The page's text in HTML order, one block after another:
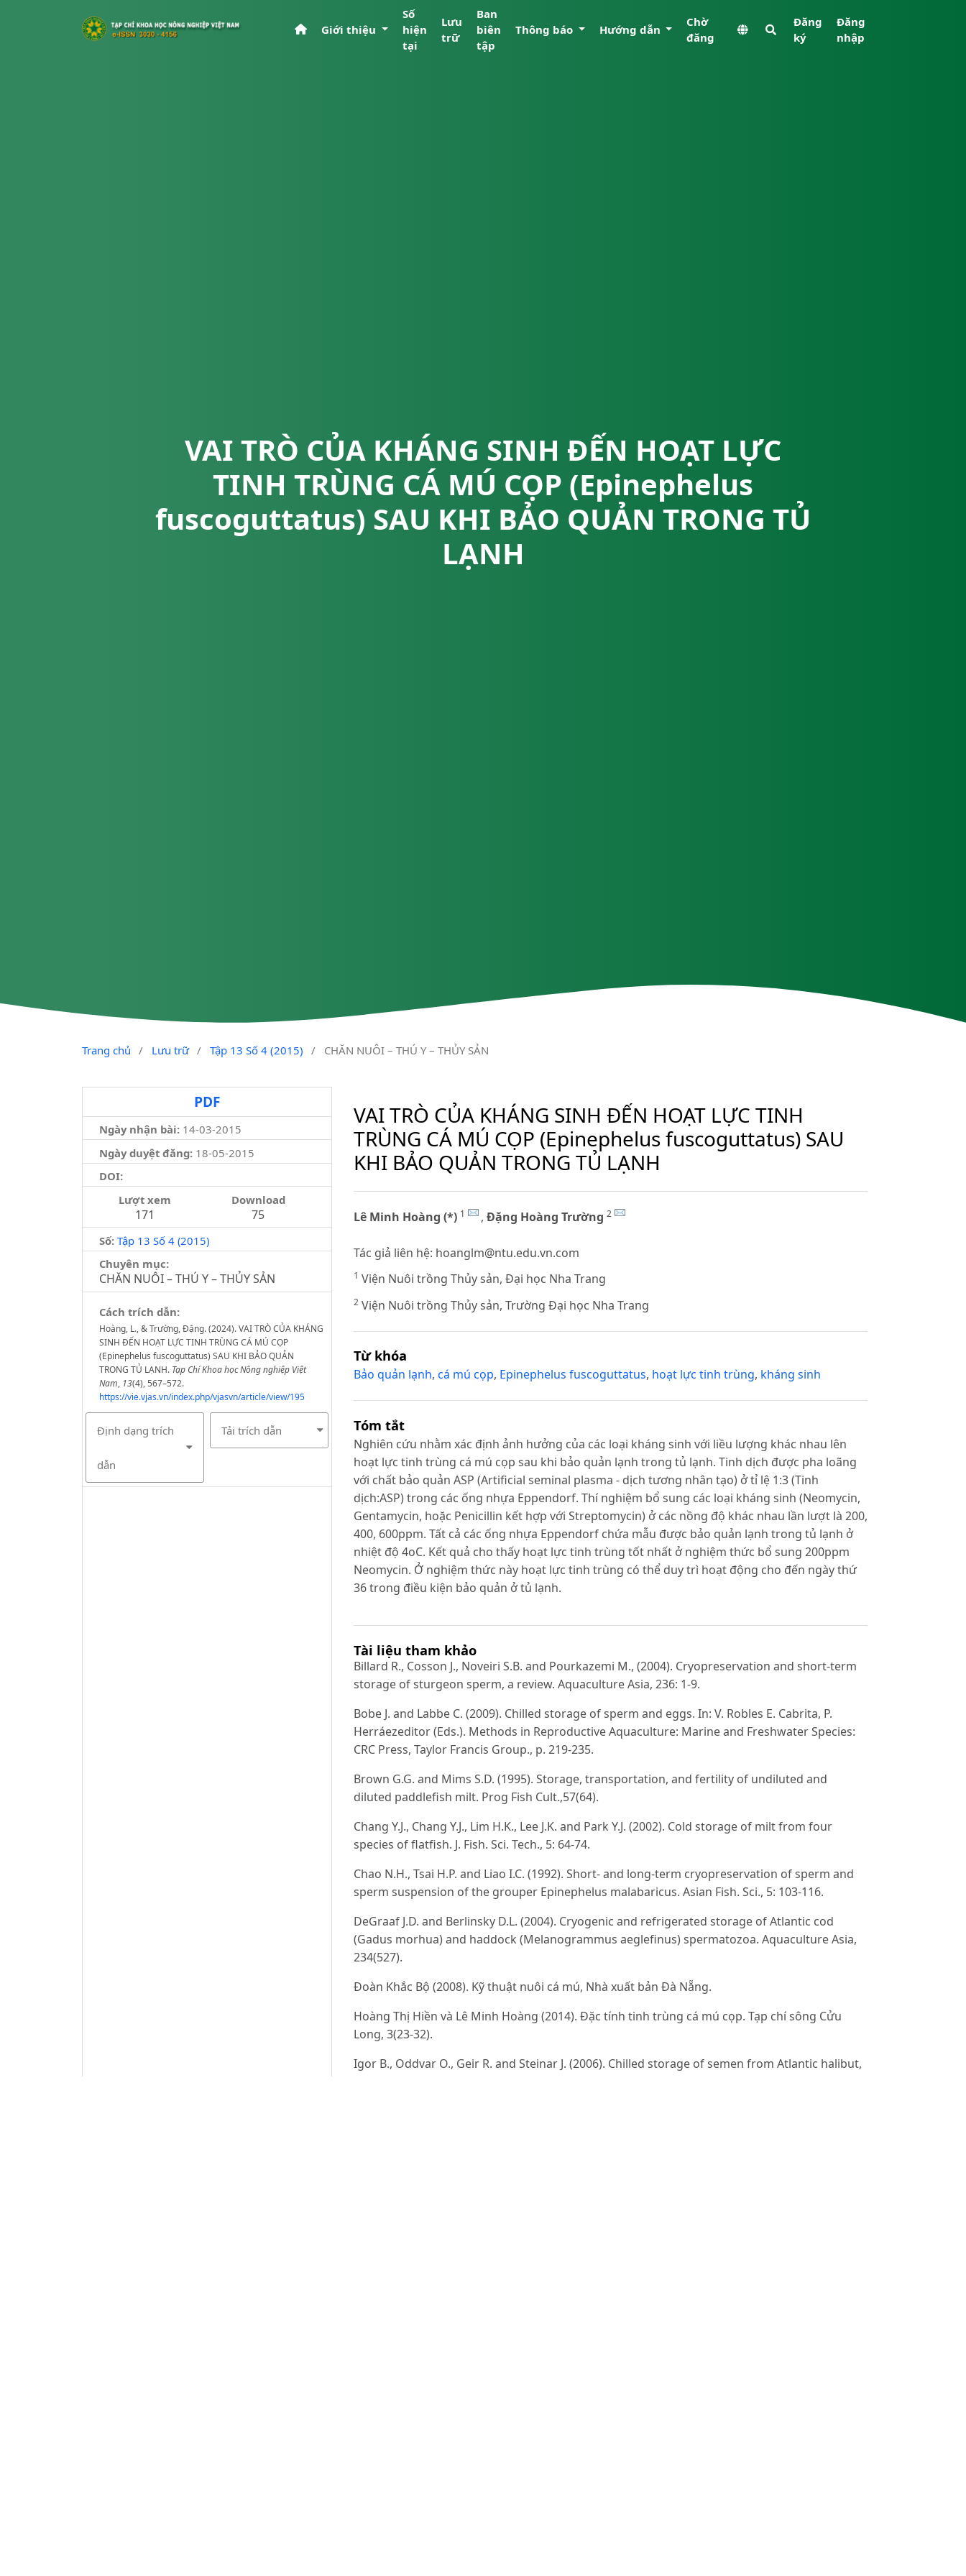
Giới thiệu
Số
hiện
tại
Lưu
trữ
Ban
biên
tập
Thông báo Hướng dẫn
Chờ
đăng
Đăng
ký
Đăng
nhập
VAI TRÒ CỦA KHÁNG SINH ĐẾN HOẠT LỰC
TINH TRÙNG CÁ MÚ CỌP (Epinephelus
fuscoguttatus) SAU KHI BẢO QUẢN TRONG TỦ
LẠNH
Trang chủ / Lưu trữ / Tập 13 Số 4 (2015) / CHĂN NUÔI – THÚ Y – THỦY SẢN
PDF
Ngày nhận bài: 14-03-2015
Ngày duyệt đăng:18-05-2015
DOI:
Lượt xem
171
Download
75
Số: Tập 13 Số 4 (2015)
Chuyên mục:
CHĂN NUÔI – THÚ Y – THỦY SẢN
Cách trích dẫn:
Hoàng, L., & Trường, Đặng. (2024). VAI TRÒ CỦA KHÁNG
SINH ĐẾN HOẠT LỰC TINH TRÙNG CÁ MÚ CỌP
(Epinephelus fuscoguttatus) SAU KHI BẢO QUẢN
TRONG TỦ LẠNH. Tạp Chí Khoa học Nông nghiệp Việt
Nam, 13(4), 567–572.
https://vie.vjas.vn/index.php/vjasvn/article/view/195
Định dạng trích
dẫn
Tải trích dẫn
VAI TRÒ CỦA KHÁNG SINH ĐẾN HOẠT LỰC TINH
TRÙNG CÁ MÚ CỌP (Epinephelus fuscoguttatus) SAU
KHI BẢO QUẢN TRONG TỦ LẠNH
Lê Minh Hoàng (*) 1 , Đặng Hoàng Trường 2
Tác giả liên hệ: hoanglm@ntu.edu.vn.com
1 Viện Nuôi trồng Thủy sản, Đại học Nha Trang
2Viện Nuôi trồng Thủy sản, Trường Đại học Nha Trang
Từ khóa
Bảo quản lạnh, cá mú cọp, Epinephelus fuscoguttatus, hoạt lực tinh trùng, kháng sinh
Tóm tắt
Nghiên cứu nhằm xác định ảnh hưởng của các loại kháng sinh với liều lượng khác nhau lên
hoạt lực tinh trùng cá mú cọp sau khi bảo quản lạnh trong tủ lạnh. Tinh dịch được pha loãng
với chất bảo quản ASP (Artificial seminal plasma - dịch tương nhân tạo) ở tỉ lệ 1:3 (Tinh
dịch:ASP) trong các ống nhựa Eppendorf. Thí nghiệm bổ sung các loại kháng sinh (Neomycin,
Gentamycin, hoặc Penicillin kết hợp với Streptomycin) ở các nồng độ khác nhau lần lượt là 200,
400, 600ppm. Tất cả các ống nhựa Eppendorf chứa mẫu được bảo quản lạnh trong tủ lạnh ở
nhiệt độ 4oC. Kết quả cho thấy hoạt lực tinh trùng tốt nhất ở nghiệm thức bổ sung 200ppm
Neomycin. Ở nghiệm thức này hoạt lực tinh trùng có thể duy trì hoạt động cho đến ngày thứ
36 trong điều kiện bảo quản ở tủ lạnh.
Tài liệu tham khảo
Billard R., Cosson J., Noveiri S.B. and Pourkazemi M., (2004). Cryopreservation and short-term
storage of sturgeon sperm, a review. Aquaculture Asia, 236: 1-9.
Bobe J. and Labbe C. (2009). Chilled storage of sperm and eggs. In: V. Robles E. Cabrita, P.
Herráezeditor (Eds.). Methods in Reproductive Aquaculture: Marine and Freshwater Species:
CRC Press, Taylor Francis Group., p. 219-235.
Brown G.G. and Mims S.D. (1995). Storage, transportation, and fertility of undiluted and
diluted paddlefish milt. Prog Fish Cult.,57(64).
Chang Y.J., Chang Y.J., Lim H.K., Lee J.K. and Park Y.J. (2002). Cold storage of milt from four
species of flatfish. J. Fish. Sci. Tech., 5: 64-74.
Chao N.H., Tsai H.P. and Liao I.C. (1992). Short- and long-term cryopreservation of sperm and
sperm suspension of the grouper Epinephelus malabaricus. Asian Fish. Sci., 5: 103-116.
DeGraaf J.D. and Berlinsky D.L. (2004). Cryogenic and refrigerated storage of Atlantic cod
(Gadus morhua) and haddock (Melanogrammus aeglefinus) spermatozoa. Aquaculture Asia,
234(527).
Đoàn Khắc Bộ (2008). Kỹ thuật nuôi cá mú, Nhà xuất bản Đà Nẵng.
Hoàng Thị Hiền và Lê Minh Hoàng (2014). Đặc tính tinh trùng cá mú cọp. Tạp chí sông Cửu
Long, 3(23-32).
Igor B., Oddvar O., Geir R. and Steinar J. (2006). Chilled storage of semen from Atlantic halibut,